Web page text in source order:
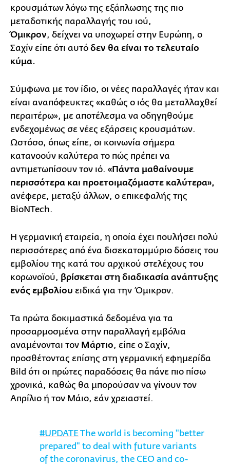
κρουσμάτων λόγω της εξάπλωσης της πιο
μεταδοτικής παραλλαγής του ιού,
Όμικρον, δείχνει να υποχωρεί στην Ευρώπη, ο
Σαχίν είπε ότι αυτό δεν θα είναι το τελευταίο
κύμα.
Σύμφωνα με τον ίδιο, οι νέες παραλλαγές ήταν και
είναι αναπόφευκτες «καθώς ο ιός θα μεταλλαχθεί
περαιτέρω», με αποτέλεσμα να οδηγηθούμε
ενδεχομένως σε νέες εξάρσεις κρουσμάτων.
Ωστόσο, όπως είπε, οι κοινωνία σήμερα
κατανοούν καλύτερα το πώς πρέπει να
αντιμετωπίσουν τον ιό. «Πάντα μαθαίνουμε
περισσότερα και προετοιμαζόμαστε καλύτερα»,
ανέφερε, μεταξύ άλλων, ο επικεφαλής της
BioNTech.
Η γερμανική εταιρεία, η οποία έχει πουλήσει πολύ
περισσότερες από ένα δισεκατομμύριο δόσεις του
εμβολίου της κατά του αρχικού στελέχους του
κορωνοϊού, βρίσκεται στη διαδικασία ανάπτυξης
ενός εμβολίου ειδικά για την Όμικρον.
Τα πρώτα δοκιμαστικά δεδομένα για τα
προσαρμοσμένα στην παραλλαγή εμβόλια
αναμένονται τον Μάρτιο, είπε ο Σαχίν,
προσθέτοντας επίσης στη γερμανική εφημερίδα
Bild ότι οι πρώτες παραδόσεις θα πάνε πιο πίσω
χρονικά, καθώς θα μπορούσαν να γίνουν τον
Απρίλιο ή τον Μάιο, εάν χρειαστεί.
#UPDATE The world is becoming "better
prepared" to deal with future variants
of the coronavirus, the CEO and co-